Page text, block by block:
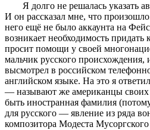
Я долго не решалась указать
И он рассказал мне, что
него ещё не было аккаунта на
возникает необходимость
просит помощи у своей
мальчик русского
высмотрел в российском
английском языке. На это я
— называют же американцы своих
быть иностранная фамилия
для русского — явление из ряда
композитора Модеста